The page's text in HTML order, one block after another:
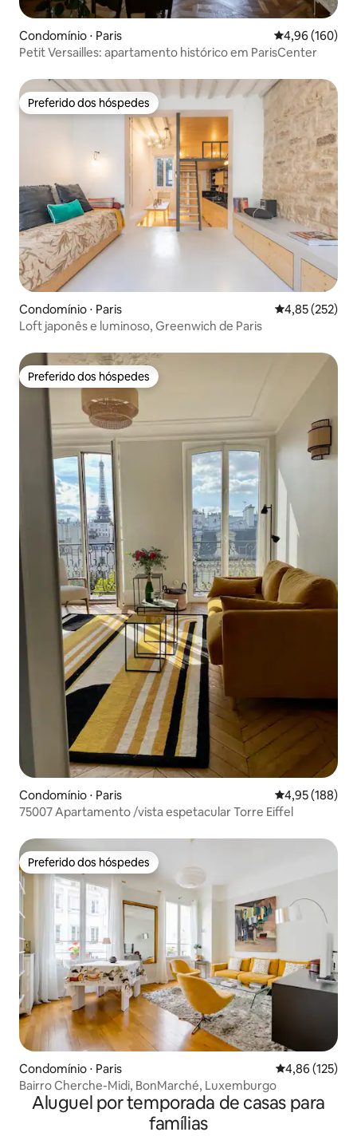
Condomínio ⋅ Paris 4,96 de uma
4,96 (160)
Petit Versailles: apartamento histórico em ParisCenter
Preferido dos hóspedes
Preferido dos hóspedes
Condomínio ⋅ Paris 4,85 de uma
4,85 (252)
Loft japonês e luminoso, Greenwich de Paris
Preferido dos hóspedes
Preferido dos hóspedes
Condomínio ⋅ Paris 4,95 de uma
4,95 (188)
75007 Apartamento /vista espetacular Torre Eiffel
Preferido dos hóspedes
Preferido dos hóspedes
Condomínio ⋅ Paris 4,86 de uma
4,86 (125)
Bairro Cherche-Midi, BonMarché, Luxemburgo
Aluguel por temporada de casas para
famílias